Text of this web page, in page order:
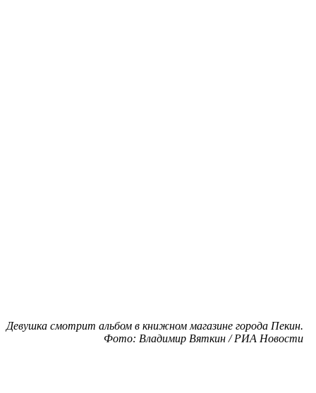
Девушка смотрит альбом в книжном магазине города Пекин.
Фото: Владимир Вяткин / РИА Новости